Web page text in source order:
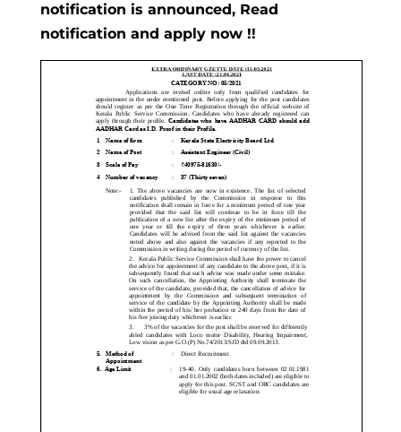
notification is announced, Read
notification and apply now !!